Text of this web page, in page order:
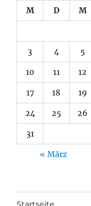
M D M
3 4 5
10 11 12
17 18 19
24 25 26
31
« März
Startseite